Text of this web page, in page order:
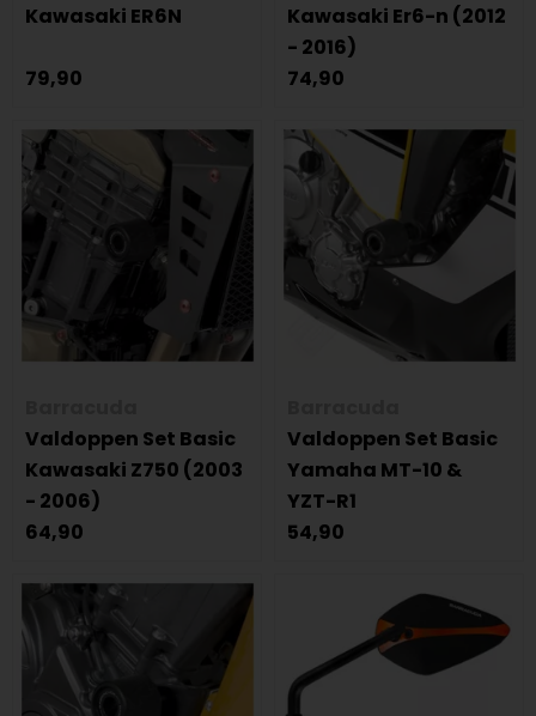
Kawasaki ER6N
79,90
Kawasaki Er6-n (2012
- 2016)
74,90
Valdoppen Set Basic
Kawasaki Z750 (2003
- 2006)
64,90
Valdoppen Set Basic
Yamaha MT-10 &
YZT-R1
54,90